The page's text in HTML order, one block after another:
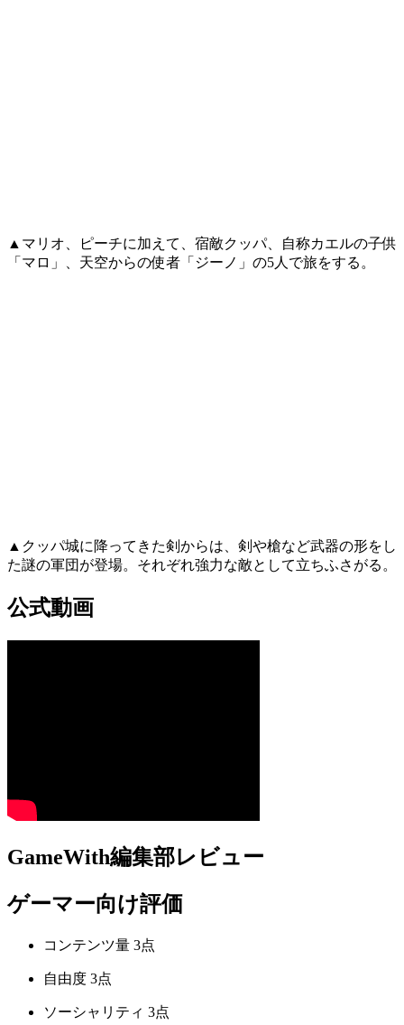
▲マリオ、ピーチに加えて、宿敵クッパ、自称カエルの子供
「マロ」、天空からの使者「ジーノ」の5人で旅をする。
▲クッパ城に降ってきた剣からは、剣や槍など武器の形をし
た謎の軍団が登場。それぞれ強力な敵として立ちふさがる。
公式動画
GameWith編集部レビュー
ゲーマー向け評価
コンテンツ量 3点
自由度 3点
ソーシャリティ 3点